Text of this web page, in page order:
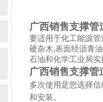
广西销售支撑
要适用于化工能源管
硬杂木,表面经沥青
石油和化学工业局
广西销售支撑
多次使用是您选择
和安装。